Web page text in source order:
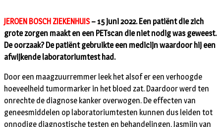
JEROEN BOSCH ZIEKENHUIS– 15 juni 2022. Een patiënt die zich
grote zorgen maakt en een PETscan die niet nodig was geweest.
De oorzaak? De patiënt gebruikte een medicijn waardoor hij een
afwijkende laboratoriumtest had.
Door een maagzuurremmer leek het alsof er een verhoogde
hoeveelheid tumormarker in het bloed zat. Daardoor werd ten
onrechte de diagnose kanker overwogen. De effecten van
geneesmiddelen op laboratoriumtesten kunnen dus leiden tot
onnodige diagnostische testen en behandelingen. Jasmijn van